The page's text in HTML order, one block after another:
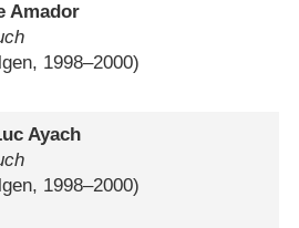
Amador
1998⁠–⁠2000)
Ayach
1998⁠–⁠2000)